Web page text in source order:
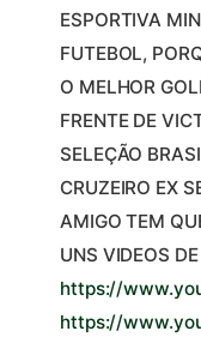
ESPORTIVA
FUTEBOL,
O MELHOR
FRENTE DE
SELEÇÃO
CRUZEIRO EX
AMIGO TEM
UNS VIDEOS
https://
https://